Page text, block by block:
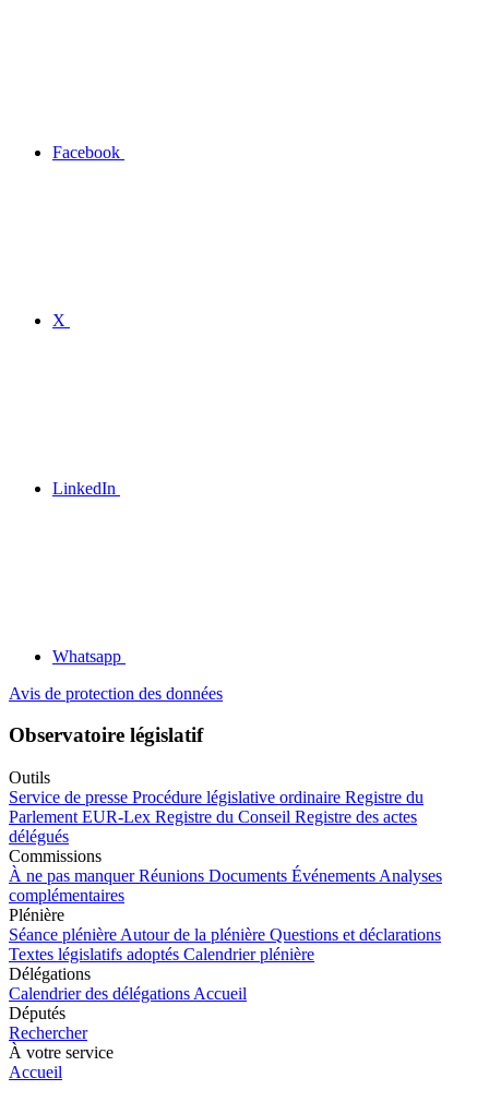
Facebook
X
LinkedIn
Whatsapp
Avis de protection des données
Observatoire législatif
Outils
Service de presse Procédure législative ordinaire Registre du
Parlement EUR-Lex Registre du Conseil Registre des actes
délégués
Commissions
À ne pas manquer Réunions Documents Événements Analyses
complémentaires
Plénière
Séance plénière Autour de la plénière Questions et déclarations
Textes législatifs adoptés Calendrier plénière
Délégations
Calendrier des délégations Accueil
Députés
Rechercher
À votre service
Accueil